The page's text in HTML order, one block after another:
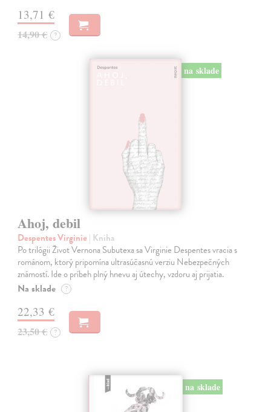
13,71 €
14,90 € ?
na sklade
Ahoj, debil
Despentes Virginie | Kniha
Po trilógii Život Vernona Subutexa sa Virginie Despentes vracia s
románom, ktorý pripomína ultrasúčasnú verziu Nebezpečných
známostí. Ide o príbeh plný hnevu aj útechy, vzdoru aj prijatia.
Na sklade ?
22,33 €
23,50 € ?
na sklade